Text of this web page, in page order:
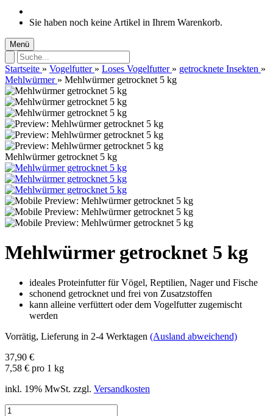
Sie haben noch keine Artikel in Ihrem Warenkorb.
Menü
Startseite » Vogelfutter » Loses Vogelfutter » getrocknete Insekten »
Mehlwürmer » Mehlwürmer getrocknet 5 kg
Mehlwürmer getrocknet 5 kg
Mehlwürmer getrocknet 5 kg
ideales Proteinfutter für Vögel, Reptilien, Nager und Fische
schonend getrocknet und frei von Zusatzstoffen
kann alleine verfüttert oder dem Vogelfutter zugemischt
werden
Vorrätig, Lieferung in 2-4 Werktagen (Ausland abweichend)
37,90 €
7,58 € pro 1 kg
inkl. 19% MwSt. zzgl. Versandkosten